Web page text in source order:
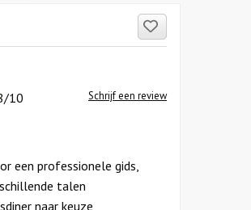
10 Schrijf een review
een professionele gids,
talen
naar keuze